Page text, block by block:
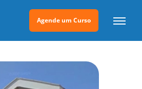
Agende um Curso